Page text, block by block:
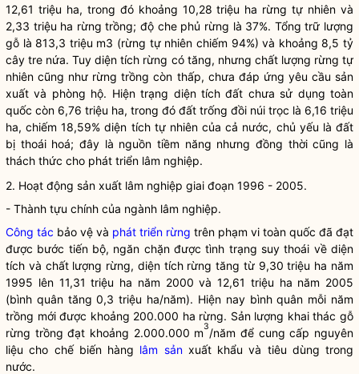
12,61 triệu ha, trong đó khoảng 10,28 triệu ha rừng tự nhiên và
2,33 triệu ha rừng trồng; độ che phủ rừng là 37%. Tổng trữ lượng
gỗ là 813,3 triệu m3 (rừng tự nhiên chiếm 94%) và khoảng 8,5 tỷ
cây tre nứa. Tuy diện tích rừng có tăng, nhưng chất lượng rừng tự
nhiên cũng như rừng trồng còn thấp, chưa đáp ứng yêu cầu sản
xuất và phòng hộ. Hiện trạng diện tích đất chưa sử dụng toàn
quốc còn 6,76 triệu ha, trong đó đất trống đồi núi trọc là 6,16 triệu
ha, chiếm 18,59% diện tích tự nhiên của cả nước, chủ yếu là đất
bị thoái hoá; đây là nguồn tiềm năng nhưng đồng thời cũng là
thách thức cho phát triển lâm nghiệp.
2. Hoạt động sản xuất lâm nghiệp giai đoạn 1996 - 2005.
- Thành tựu chính của ngành lâm nghiệp.
Công tác bảo vệ và phát triển rừng trên phạm vi toàn quốc đã đạt
được bước tiến bộ, ngăn chặn được tình trạng suy thoái về diện
tích và chất lượng rừng, diện tích rừng tăng từ 9,30 triệu ha năm
1995 lên 11,31 triệu ha năm 2000 và 12,61 triệu ha năm 2005
(bình quân tăng 0,3 triệu ha/năm). Hiện nay bình quân mỗi năm
trồng mới được khoảng 200.000 ha rừng. Sản lượng khai thác gỗ
rừng trồng đạt khoảng 2.000.000 m3/năm để cung cấp nguyên
liệu cho chế biến hàng lâm sảnxuất khẩu và tiêu dùng trong
nước.